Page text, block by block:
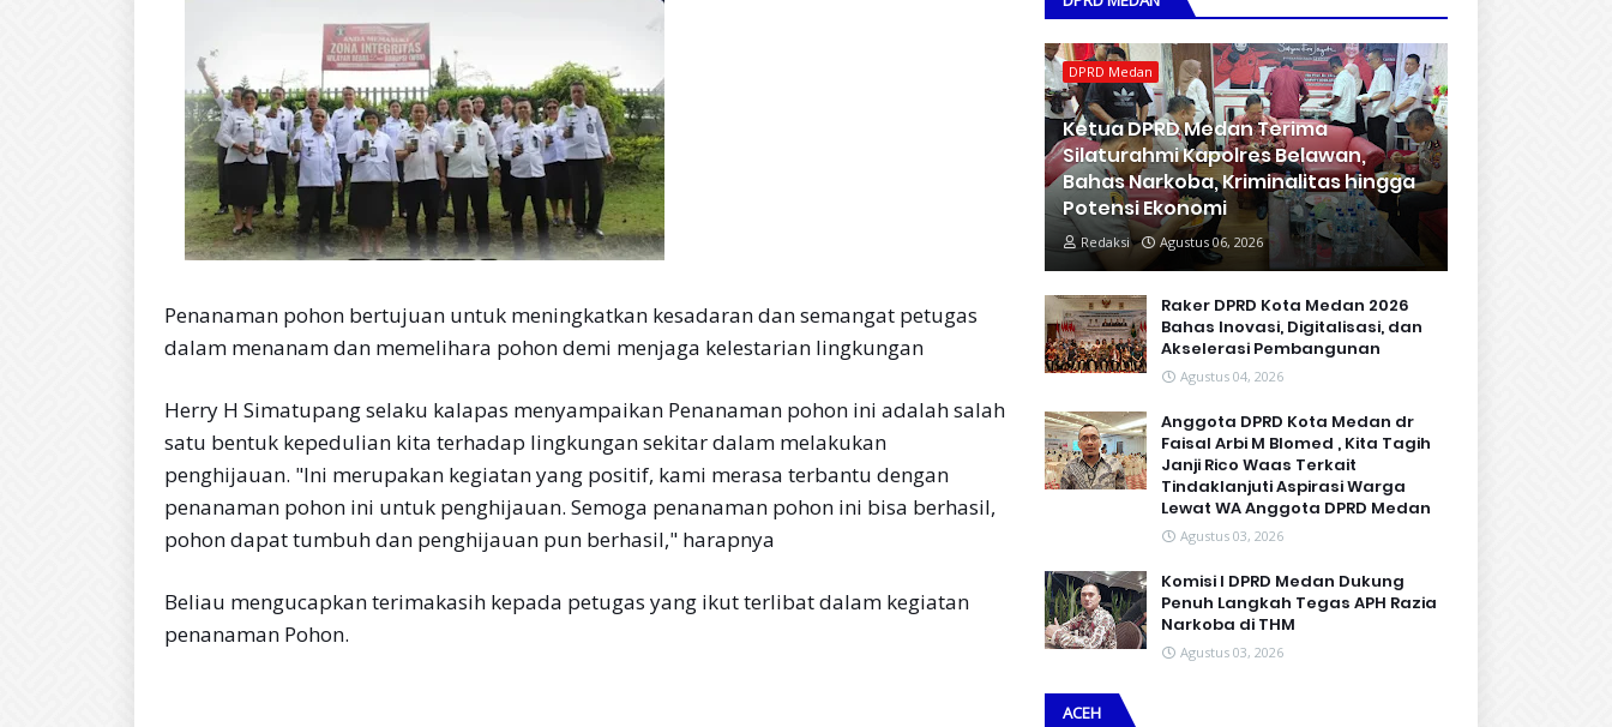
Penanaman pohon bertujuan untuk meningkatkan kesadaran dan semangat petugas
dalam menanam dan memelihara pohon demi menjaga kelestarian lingkungan
Herry H Simatupang selaku kalapas menyampaikan Penanaman pohon ini adalah salah
satu bentuk kepedulian kita terhadap lingkungan sekitar dalam melakukan
penghijauan. "Ini merupakan kegiatan yang positif, kami merasa terbantu dengan
penanaman pohon ini untuk penghijauan. Semoga penanaman pohon ini bisa berhasil,
pohon dapat tumbuh dan penghijauan pun berhasil," harapnya
Beliau mengucapkan terimakasih kepada petugas yang ikut terlibat dalam kegiatan
penanaman Pohon.
DPRD Medan
Ketua DPRD Medan Terima
Silaturahmi Kapolres Belawan,
Bahas Narkoba, Kriminalitas hingga
Potensi Ekonomi
Redaksi Agustus 06, 2026
Raker DPRD Kota Medan 2026
Bahas Inovasi, Digitalisasi, dan
Akselerasi Pembangunan
Agustus 04, 2026
Anggota DPRD Kota Medan dr
Faisal Arbi M Blomed , Kita Tagih
Janji Rico Waas Terkait
Tindaklanjuti Aspirasi Warga
Lewat WA Anggota DPRD Medan
Agustus 03, 2026
Komisi I DPRD Medan Dukung
Penuh Langkah Tegas APH Razia
Narkoba di THM
Agustus 03, 2026
ACEH